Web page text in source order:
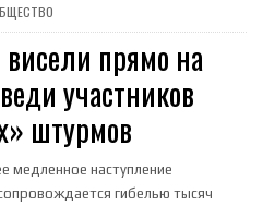
IN
прямо на
участников
штурмов
медленное наступление
гибелью тысяч